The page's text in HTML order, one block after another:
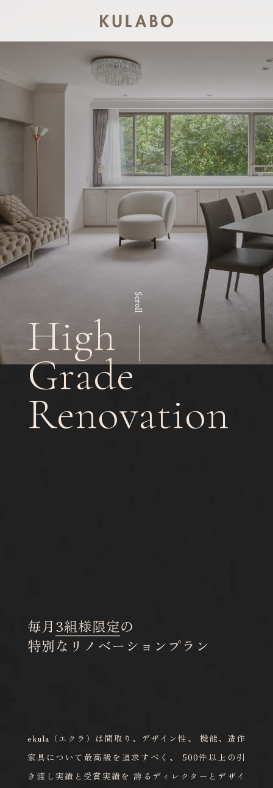
High
Grade
Renovation
毎月3組様限定の
特別なリノベーションプラン
Scroll
ekula（エクラ）は間取り、デザイン性、
機能、造作
家具について最高級を追求すべく、
500件以上の引
き渡し実績と受賞実績を 誇るディレクターとデザイ